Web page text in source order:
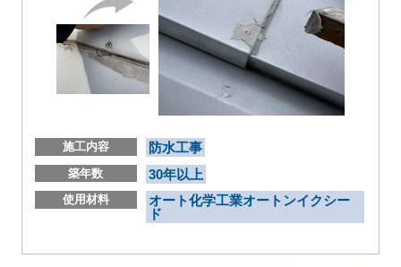
施工内容 防水工事
築年数 30年以上
使用材料
オート化学工業オートンイクシー
ド